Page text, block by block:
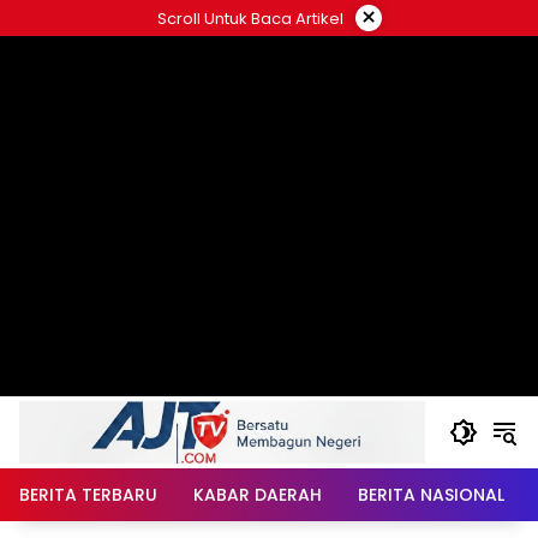
ke
Scroll Untuk Baca Artikel ×
BERITA TERBARU KABAR DAERAH BERITA NASIONAL